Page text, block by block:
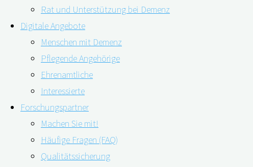
Rat und Unterstützung bei Demenz
Digitale Angebote
Menschen mit Demenz
Pflegende Angehörige
Ehrenamtliche
Interessierte
Forschungspartner
Machen Sie mit!
Häufige Fragen (FAQ)
Qualitätssicherung
Mehr als die Hälfte der Kosten, die Demenz weltweit
beeindruckende Erkenntnisse haben Wissenschaftler*innen
die Gesellschaft und die Gesundheitssysteme stellt Demenz